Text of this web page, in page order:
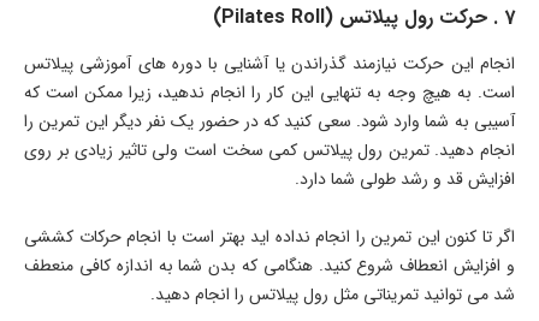
7 . حرکت رول پیلاتس (Pilates Roll)
انجام این حرکت نیازمند گذراندن یا آشنایی با دوره های آموزشی پیلاتس
است. به هیچ وجه به تنهایی این کار را انجام ندهید، زیرا ممکن است که
آسیبی به شما وارد شود. سعی کنید که در حضور یک نفر دیگر این تمرین را
انجام دهید. تمرین رول پیلاتس کمی سخت است ولی تاثیر زیادی بر روی
افزایش قد و رشد طولی شما دارد.
اگر تا کنون این تمرین را انجام نداده اید بهتر است با انجام حرکات کششی
و افزایش انعطاف شروع کنید. هنگامی که بدن شما به اندازه کافی منعطف
شد می توانید تمریناتی مثل رول پیلاتس را انجام دهید.